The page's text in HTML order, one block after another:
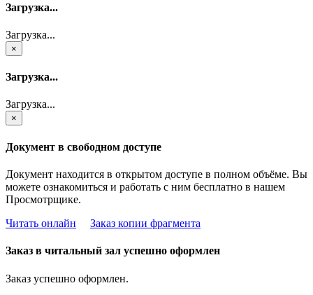
Загрузка...
Загрузка...
×
Загрузка...
Загрузка...
×
Документ в свободном доступе
Документ находится в открытом доступе в полном объёме. Вы
можете ознакомиться и работать с ним бесплатно в нашем
Просмотрщике.
Читать онлайн
Заказ копии фрагмента
Заказ в читальный зал успешно оформлен
Заказ успешно оформлен.